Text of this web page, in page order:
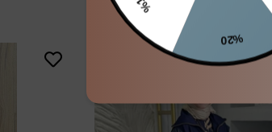
%20